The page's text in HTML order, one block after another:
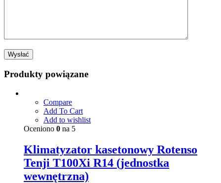
Produkty powiązane
Compare
Add To Cart
Add to wishlist
Oceniono 0 na 5
Klimatyzator kasetonowy Rotenso
Tenji T100Xi R14 (jednostka
wewnętrzna)